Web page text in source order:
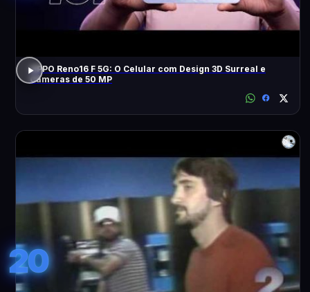
OPPO Reno16 F 5G: O Celular com Design 3D Surreal e
Câmeras de 50 MP
20